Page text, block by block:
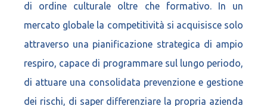
di ordine culturale oltre che formativo. In un
mercato globale la competitività si acquisisce solo
attraverso una pianificazione strategica di ampio
respiro, capace di programmare sul lungo periodo,
di attuare una consolidata prevenzione e gestione
dei rischi, di saper differenziare la propria azienda